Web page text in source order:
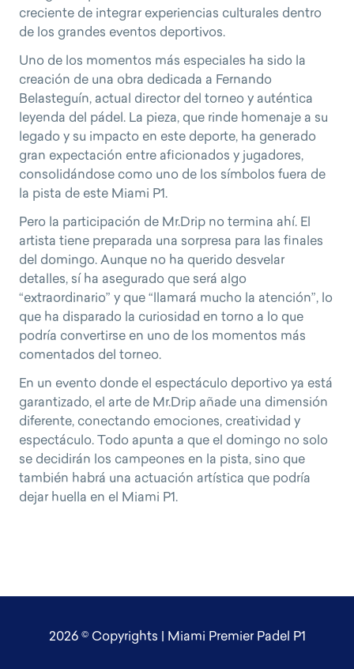
creciente de integrar experiencias culturales dentro
de los grandes eventos deportivos.
Uno de los momentos más especiales ha sido la
creación de una obra dedicada a Fernando
Belasteguín, actual director del torneo y auténtica
leyenda del pádel. La pieza, que rinde homenaje a su
legado y su impacto en este deporte, ha generado
gran expectación entre aficionados y jugadores,
consolidándose como uno de los símbolos fuera de
la pista de este Miami P1.
Pero la participación de Mr.Drip no termina ahí. El
artista tiene preparada una sorpresa para las finales
del domingo. Aunque no ha querido desvelar
detalles, sí ha asegurado que será algo
“extraordinario” y que “llamará mucho la atención”, lo
que ha disparado la curiosidad en torno a lo que
podría convertirse en uno de los momentos más
comentados del torneo.
En un evento donde el espectáculo deportivo ya está
garantizado, el arte de Mr.Drip añade una dimensión
diferente, conectando emociones, creatividad y
espectáculo. Todo apunta a que el domingo no solo
se decidirán los campeones en la pista, sino que
también habrá una actuación artística que podría
dejar huella en el Miami P1.
2026 © Copyrights | Miami Premier Padel P1